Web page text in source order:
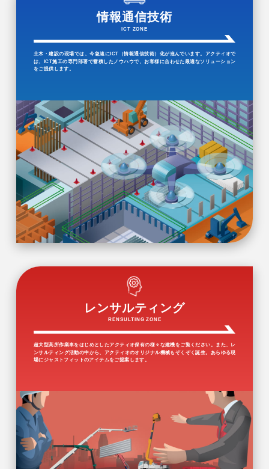
情報通信技術
ICT ZONE
土木・建設の現場では、今急速にICT（情報通信技術）化が進んでいます。アクティオで
は、ICT施工の専門部署で蓄積したノウハウで、お客様に合わせた最適なソリューション
をご提供します。
レンサルティング
RENSULTING ZONE
超大型高所作業車をはじめとしたアクティオ保有の様々な建機をご覧ください。また、レ
ンサルティング活動の中から、アクティオのオリジナル機械もぞくぞく誕生。あらゆる現
場にジャストフィットのアイテムをご提案します。